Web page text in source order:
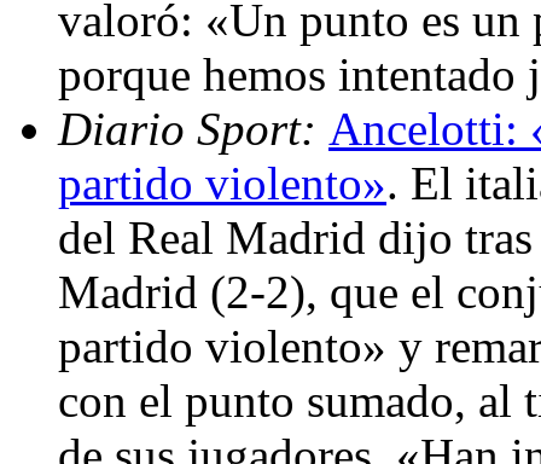
valoró: «Un punto es
porque hemos
Diario Sport: Ancelotti:
partido violento». El
del Real Madrid dijo
Madrid (2-2), que el
partido violento» y
con el punto sumado, al